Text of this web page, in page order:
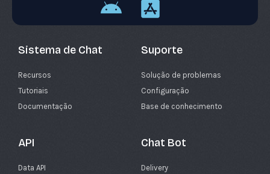
Sistema de Chat
Recursos
Tutoriais
Documentação
Suporte
Solução de problemas
Configuração
Base de conhecimento
API
Data API
Chat Bot
Delivery